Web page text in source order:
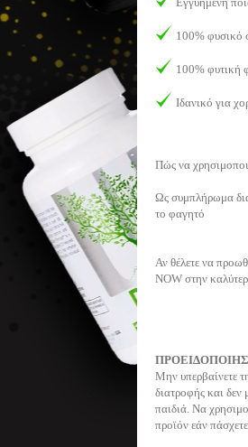
100% φυσικό
100% φυτική
Ιδανικό για
Πώς να
Ως συμπλήρωμα
το φαγητό
Αν θέλετε να
NOW στην
Μην υπερβαίνετε
διατροφής και δεν
παιδιά. Να
προϊόν εάν